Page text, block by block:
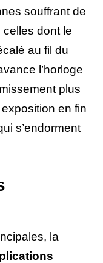
souffrant de
celles dont le
au fil du
l’horloge
plus
en fin
s’endorment
la